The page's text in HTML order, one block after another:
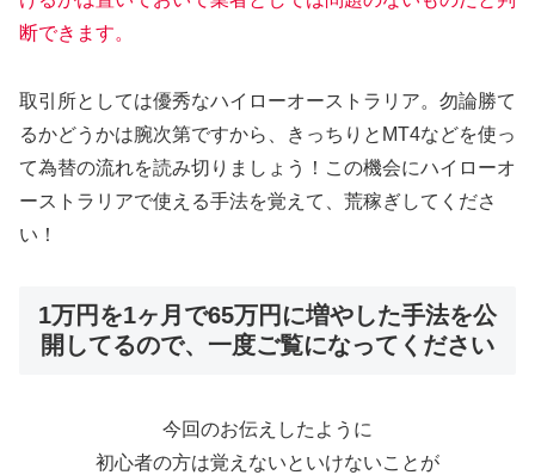
断できます。
取引所としては優秀なハイローオーストラリア。勿論勝て
るかどうかは腕次第ですから、きっちりとMT4などを使っ
て為替の流れを読み切りましょう！この機会にハイローオ
ーストラリアで使える手法を覚えて、荒稼ぎしてくださ
い！
1万円を1ヶ月で65万円に増やした手法を公
開してるので、一度ご覧になってください
今回のお伝えしたように
初心者の方は覚えないといけないことが